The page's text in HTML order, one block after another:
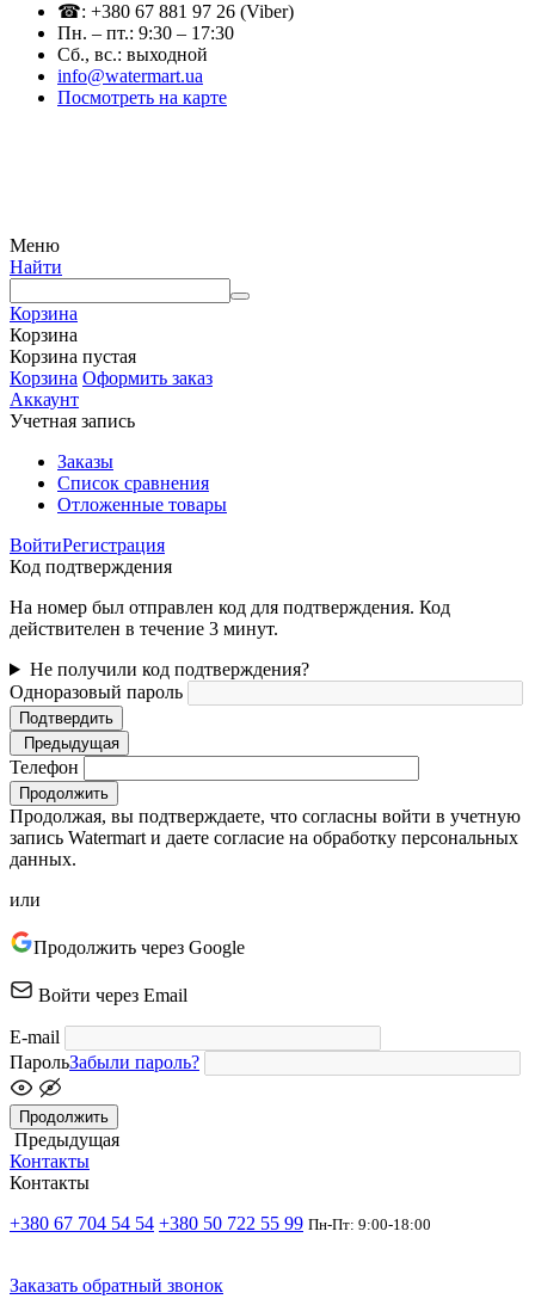
☎: +380 67 881 97 26 (Viber)
Пн. – пт.: 9:30 – 17:30
Сб., вс.: выходной
info@watermart.ua
Посмотреть на карте
Меню
Найти
Корзина
Корзина
Корзина пустая
Корзина Оформить заказ
Аккаунт
Учетная запись
Заказы
Список сравнения
Отложенные товары
ВойтиРегистрация
Код подтверждения
На номер был отправлен код для подтверждения. Код
действителен в течение 3 минут.
Не получили код подтверждения?
Одноразовый пароль
Подтвердить
Предыдущая
Телефон
Продолжить
Продолжая, вы подтверждаете, что согласны войти в учетную
запись Watermart и даете согласие на обработку персональных
данных.
или
Продолжить через Google
Войти через Email
E-mail
ПарольЗабыли пароль?
Продолжить
Предыдущая
Контакты
Контакты
+380 67 704 54 54 +380 50 722 55 99 Пн-Пт: 9:00-18:00
Заказать обратный звонок